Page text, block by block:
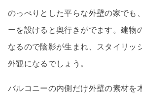
のっぺりとした平らな外壁の家でも
ーを設けると奥行きがでます。建物
なるので陰影が生まれ、スタイリッ
外観になるでしょう。
バルコニーの内側だけ外壁の素材を